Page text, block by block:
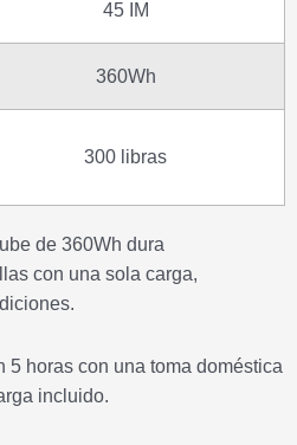
45 IM
360Wh
300 libras
de 360Wh dura
con una sola carga,
5 horas con una toma doméstica
incluido.